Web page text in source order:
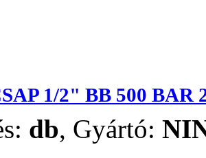
1/2" BB 500 BAR
db, Gyártó: